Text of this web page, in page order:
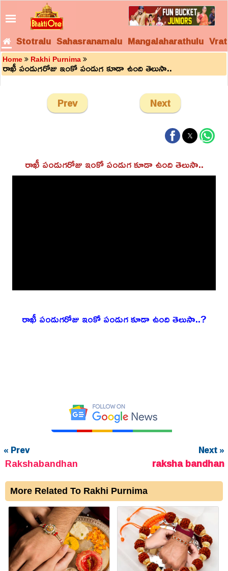
Stotralu Sahasranamalu Mangalaharathulu
Home Rakhi Purnima
రాఖీ పండుగరోజు ఇంకో పండుగ కూడా ఉంది తెలుసా..
Prev Next
రాఖీ పండుగరోజు ఇంకో పండుగ కూడా ఉంది తెలుసా..
రాఖీ పండుగరోజు ఇంకో పండుగ కూడా ఉంది తెలుసా..?
« Prev
Rakshabandhan
Next »
raksha bandhan
More Related To Rakhi Purnima